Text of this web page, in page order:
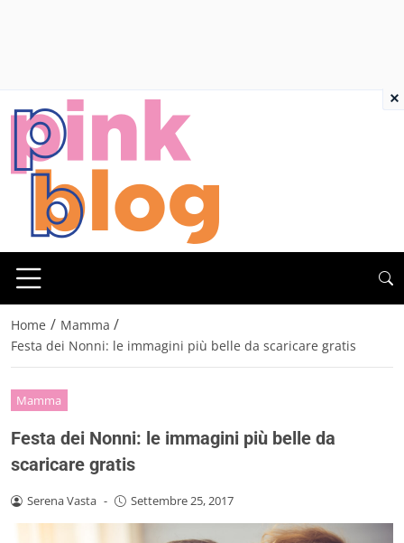
Home / Mamma /
Festa dei Nonni: le immagini più belle da scaricare gratis
Mamma
Festa dei Nonni: le immagini più belle da
scaricare gratis
Serena Vasta - Settembre 25, 2017
×